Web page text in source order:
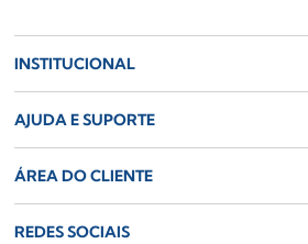
INSTITUCIONAL
AJUDA E SUPORTE
ÁREA DO CLIENTE
REDES SOCIAIS